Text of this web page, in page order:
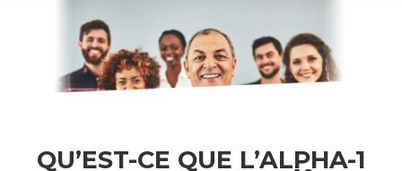
QU’EST-CE QUE L’ALPHA-1